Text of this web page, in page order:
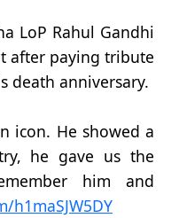
LoP Rahul Gandhi
after paying tribute
death anniversary.
icon. He showed a
he gave us the
him and
h1maSJW5DY